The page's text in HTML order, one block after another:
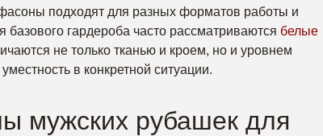
подходят для разных форматов работы и
базового гардероба часто рассматриваются белые
не только тканью и кроем, но и уровнем
в конкретной ситуации.
мужских рубашек для